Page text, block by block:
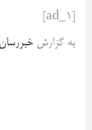
به گزارش خبررسان